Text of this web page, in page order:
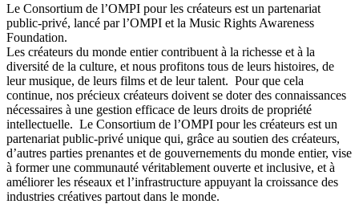
Le Consortium de l’OMPI pour les créateurs est un partenariat
public-privé, lancé par l’OMPI et la Music Rights Awareness
Foundation.
Les créateurs du monde entier contribuent à la richesse et à la
diversité de la culture, et nous profitons tous de leurs histoires, de
leur musique, de leurs films et de leur talent. Pour que cela
continue, nos précieux créateurs doivent se doter des connaissances
nécessaires à une gestion efficace de leurs droits de propriété
intellectuelle. Le Consortium de l’OMPI pour les créateurs est un
partenariat public-privé unique qui, grâce au soutien des créateurs,
d’autres parties prenantes et de gouvernements du monde entier, vise
à former une communauté véritablement ouverte et inclusive, et à
améliorer les réseaux et l’infrastructure appuyant la croissance des
industries créatives partout dans le monde.